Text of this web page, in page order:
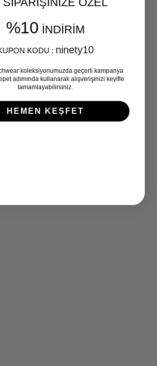
%10 İNDİRİM
KODU : ninety10
koleksiyonumuzda geçerli kampanya
adımında kullanarak alışverişinizi keyifle
tamamlayabilirsiniz.
HEMEN KEŞFET